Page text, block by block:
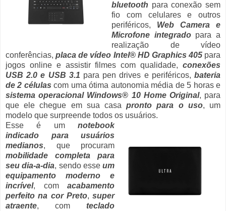
bluetooth para conexão sem
fio com celulares e outros
periféricos, Web Camera e
Microfone integradopara a
realização de vídeo
conferências,placa de vídeo Intel® HD Graphics 405para
jogos online e assistir filmes com qualidade, conexões
USB 2.0 e USB 3.1 para pen drives e periféricos,bateria
de 2 células com uma ótima autonomia média de 5 horas e
sistema operacional Windows® 10 Home Original, para
que ele chegue em sua casapronto para o uso, um
modelo que surpreende todos os usuários.
Esse é um notebook
indicado para usuários
medianos, que procuram
mobilidade completa para
seu dia-a-dia, sendo esse um
equipamento moderno e
incrível, com acabamento
perfeito na cor Preto, super
atraente, com teclado